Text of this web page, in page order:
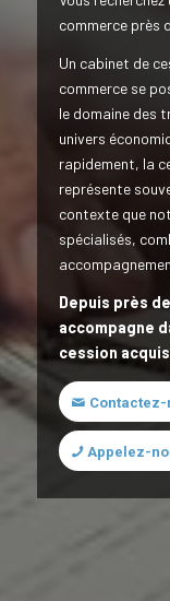
commerce près
Un cabinet de
commerce se
le domaine des
univers
rapidement, la
représente
contexte que
spécialisés,
Depuis près
accompagne
cession
Contactez-
Appelez-